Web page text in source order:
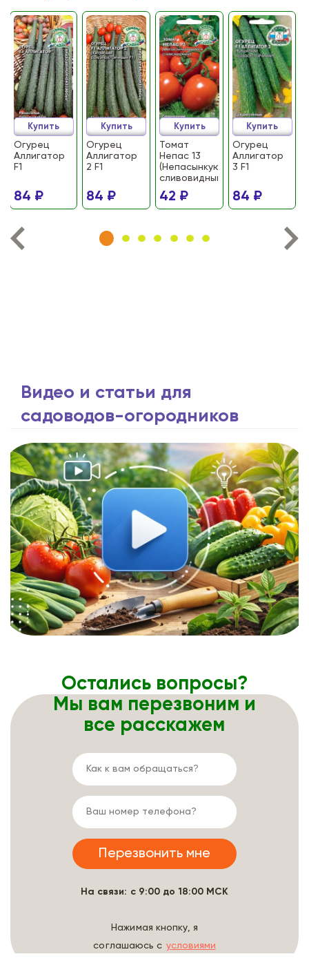
Огурец
Аллигатор
F1
84 ₽
Купить
Огурец
Аллигатор
2 F1
84 ₽
Купить
Томат
Непас 13
(Непасынкующийся
сливовидный)
42 ₽
Купить
Огурец
Аллигатор
3 F1
84 ₽
Купить
Видео и статьи для
садоводов-огородников
Остались вопросы?
Мы вам перезвоним и
все расскажем
На связи: с 9:00 до 18:00 МСК
Нажимая кнопку, я
соглашаюсь с условиями